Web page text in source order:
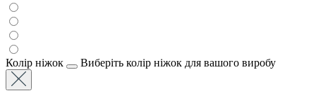
Колір ніжок Виберіть колір ніжок для вашого виробу